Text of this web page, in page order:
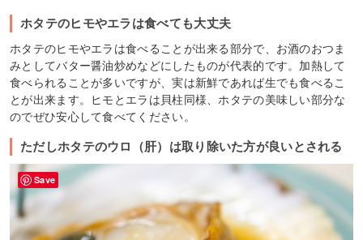
ホタテのヒモやエラは食べても大丈夫
ホタテのヒモやエラは食べることが出来る部分で、お酒のおつま
みとしてバター醤油炒めなどにしたものが代表的です。加熱して
食べられることが多いですが、実は新鮮であれば生でも食べるこ
とが出来ます。ヒモとエラは貝柱同様、ホタテの美味しい部分な
のでぜひ安心して食べてください。
ただしホタテのウロ（肝）は取り除いた方が良いとされる
Save